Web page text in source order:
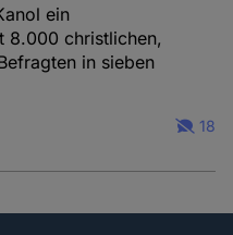
ein
8.000 christlichen,
in sieben
18